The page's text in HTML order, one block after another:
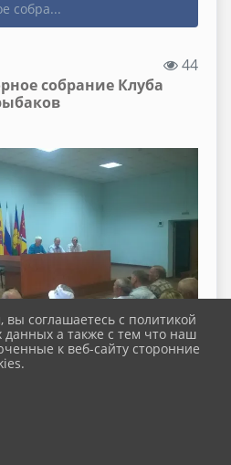
собра...
44
собрание Клуба
соглашаетесь с политикой
данных а также с тем что наш
к веб-сайту сторонние